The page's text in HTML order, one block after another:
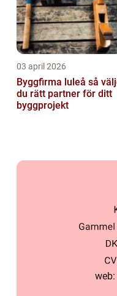
03 april 2026
Byggfirma luleå så väljer
du rätt partner för ditt
byggprojekt
web: